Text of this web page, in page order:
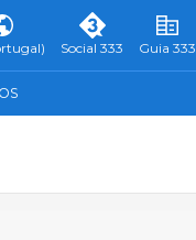
Social 333 Guia 333